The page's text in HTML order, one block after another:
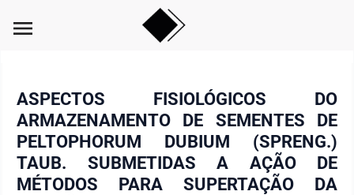
menu
ASPECTOS FISIOLÓGICOS DO
ARMAZENAMENTO DE SEMENTES DE
PELTOPHORUM DUBIUM (SPRENG.)
TAUB. SUBMETIDAS A AÇÃO DE
MÉTODOS PARA SUPERTAÇÃO DA